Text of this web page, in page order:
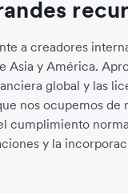
a creadores
Asia y América.
global y las
nos ocupemos de
cumplimiento
y la